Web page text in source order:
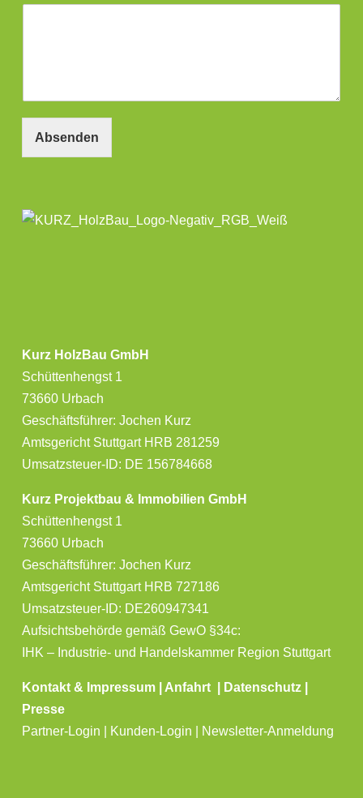
Absenden
Kurz HolzBau GmbH
Schüttenhengst 1
73660 Urbach
Geschäftsführer: Jochen Kurz
Amtsgericht Stuttgart HRB 281259
Umsatzsteuer-ID: DE 156784668
Kurz Projektbau & Immobilien GmbH
Schüttenhengst 1
73660 Urbach
Geschäftsführer: Jochen Kurz
Amtsgericht Stuttgart HRB 727186
Umsatzsteuer-ID: DE260947341
Aufsichtsbehörde gemäß GewO §34c:
IHK – Industrie- und Handelskammer Region Stuttgart
Kontakt & Impressum Anfahrt Datenschutz|
Presse
Partner-Login | Kunden-Login | Newsletter-Anmeldung